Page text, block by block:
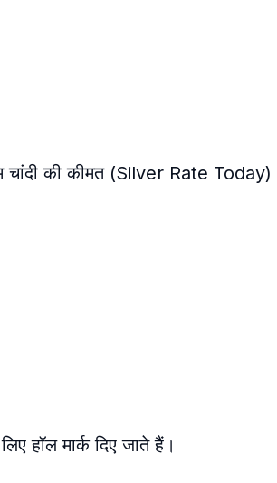
चांदी की कीमत (Silver Rate
हॉल मार्क दिए जाते हैं।